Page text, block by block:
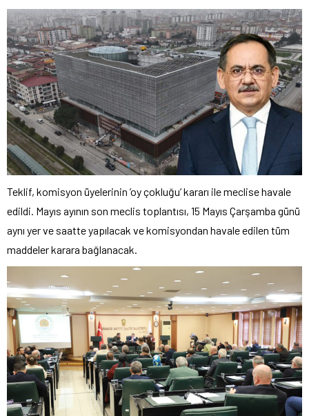
Teklif, komisyon üyelerinin ’oy çokluğu’ kararı ile meclise havale
edildi. Mayıs ayının son meclis toplantısı, 15 Mayıs Çarşamba günü
aynı yer ve saatte yapılacak ve komisyondan havale edilen tüm
maddeler karara bağlanacak.